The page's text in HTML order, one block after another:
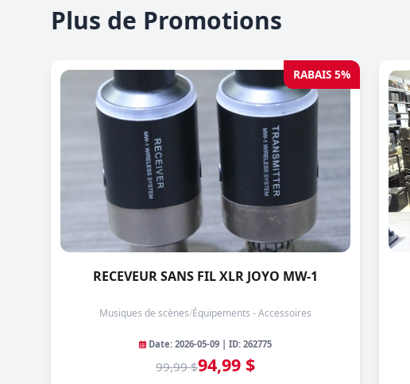
Plus de Promotions
RABAIS 5%
RECEVEUR SANS FIL XLR JOYO MW-1
Musiques de scènes/Équipements - Accessoires
Date: 2026-05-09 | ID: 262775
99,99 $94,99 $